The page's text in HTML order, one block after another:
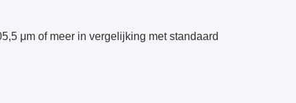
μm of meer in vergelijking met standaard